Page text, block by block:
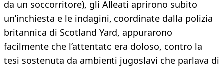
da un soccorritore), gli Alleati aprirono subito
un’inchiesta e le indagini, coordinate dalla polizia
britannica di Scotland Yard, appurarono
facilmente che l’attentato era doloso, contro la
tesi sostenuta da ambienti jugoslavi che parlava di